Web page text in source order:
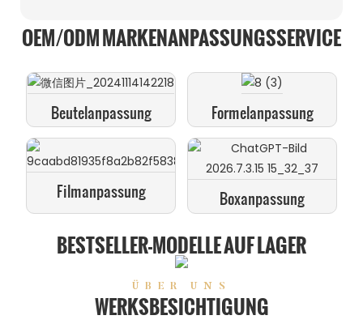
OEM/ODM MARKENANPASSUNGSSERVICE
Beutelanpassung Formelanpassung
Filmanpassung Boxanpassung
BESTSELLER-MODELLE AUF LAGER
ÜBER UNS
WERKSBESICHTIGUNG